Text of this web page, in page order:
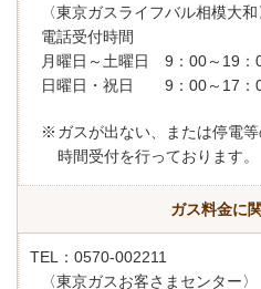
〈東京ガスライフバル相模大和
電話受付時間
月曜日～土曜日 9：00～19：
日曜日・祝日 9：00～17：
ガスが出ない、または停電
時間受付を行っております。
ガス料金に
TEL：0570-002211
〈東京ガスお客さまセンター〉